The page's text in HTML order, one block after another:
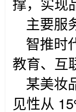
主要服
智推时
教育、互
某美妆
见性从